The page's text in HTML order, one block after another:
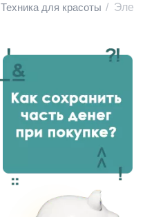
Техника для красоты /